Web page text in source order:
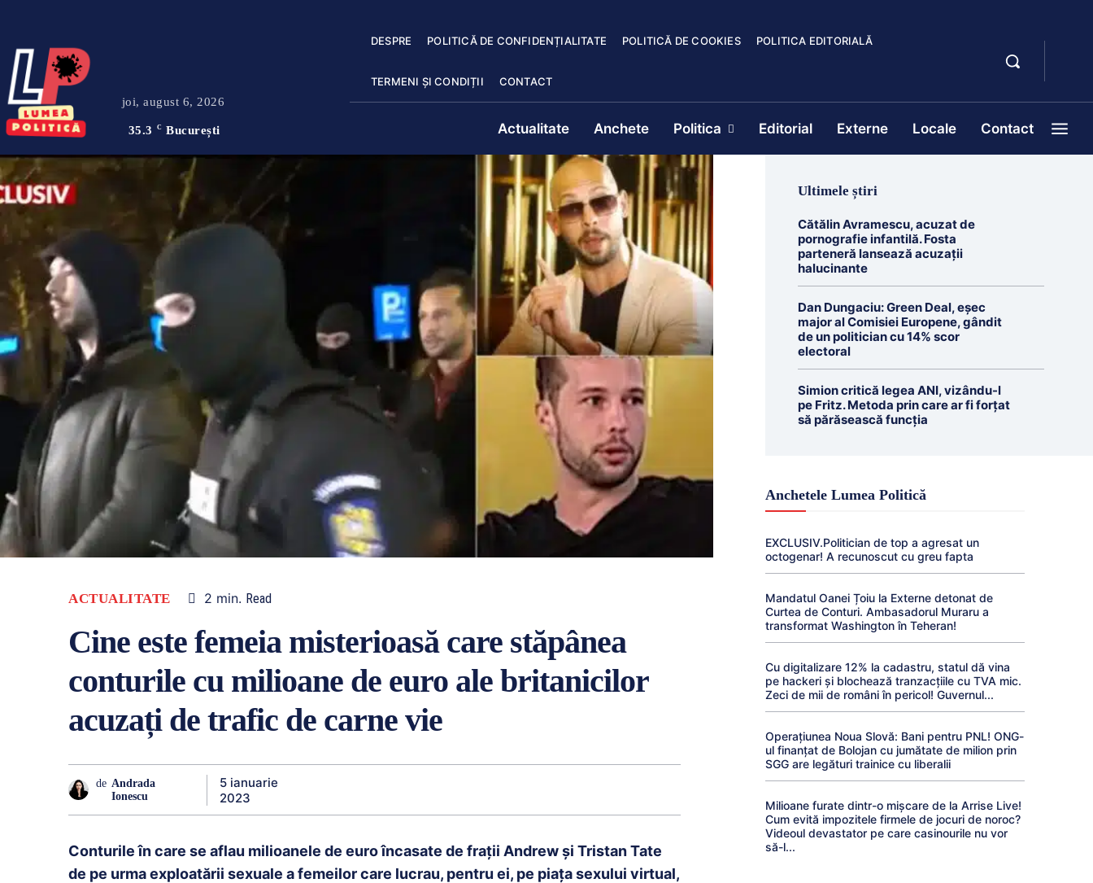
joi, august 6, 2026
35.3 C București
DESPRE POLITICĂ DE CONFIDENȚIALITATE POLITICĂ DE COOKIES POLITICA EDITORIALĂ
TERMENI ȘI CONDIȚII CONTACT
Actualitate Anchete Politica Editorial Externe Locale Contact
ACTUALITATE 2 min. Read
Cine este femeia misterioasă care stăpânea
conturile cu milioane de euro ale britanicilor
acuzați de trafic de carne vie
de Andrada
Ionescu
5 ianuarie
2023
Conturile în care se aflau milioanele de euro încasate de frații Andrew și Tristan Tate
de pe urma exploatării sexuale a femeilor care lucrau, pentru ei, pe piața sexului virtual,
Ultimele știri
Cătălin Avramescu, acuzat de
pornografie infantilă. Fosta
parteneră lansează acuzații
halucinante
Dan Dungaciu: Green Deal, eșec
major al Comisiei Europene, gândit
de un politician cu 14% scor
electoral
Simion critică legea ANI, vizându-l
pe Fritz. Metoda prin care ar fi forțat
să părăsească funcția
Anchetele Lumea Politică
EXCLUSIV.Politician de top a agresat un
octogenar! A recunoscut cu greu fapta
Mandatul Oanei Țoiu la Externe detonat de
Curtea de Conturi. Ambasadorul Muraru a
transformat Washington în Teheran!
Cu digitalizare 12% la cadastru, statul dă vina
pe hackeri și blochează tranzacțiile cu TVA mic.
Zeci de mii de români în pericol! Guvernul...
Operațiunea Noua Slovă: Bani pentru PNL! ONG-
ul finanțat de Bolojan cu jumătate de milion prin
SGG are legături trainice cu liberalii
Milioane furate dintr-o mișcare de la Arrise Live!
Cum evită impozitele firmele de jocuri de noroc?
Videoul devastator pe care casinourile nu vor
să-l...